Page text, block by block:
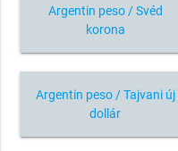
Argentin peso / Svéd
korona
Argentin peso / Tajvani új
dollár